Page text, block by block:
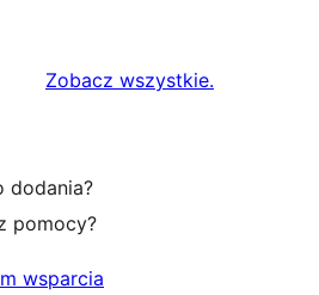
Zobacz wszystkierecenzje
.
dodania?
pomocy?
wsparcia